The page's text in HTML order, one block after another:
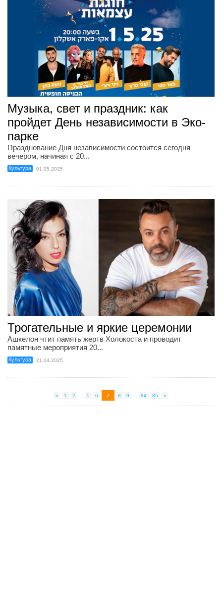
Музыка, свет и праздник: как
пройдет День независимости в Эко-
парке
Празднование Дня независимости состоится сегодня
вечером, начиная с 20...
Культура 01.05.2025
Трогательные и яркие церемонии
Ашкелон чтит память жертв Холокоста и проводит
памятные мероприятия 20...
Культура 21.04.2025
« 1 2 5 6 7 8 9 84 85 »